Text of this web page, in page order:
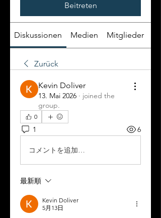
Beitreten
Diskussionen Medien Mitglieder
Zurück
Kevin Doliver
13. Mai 2026 · joined the
group.
0
1 6
コメントを追加…
最新順
Kevin Doliver
5月13日